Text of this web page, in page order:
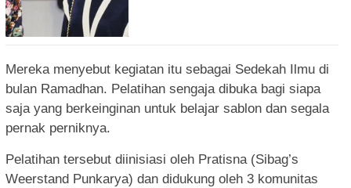
Mereka menyebut kegiatan itu sebagai Sedekah Ilmu di
bulan Ramadhan. Pelatihan sengaja dibuka bagi siapa
saja yang berkeinginan untuk belajar sablon dan segala
pernak perniknya.
Pelatihan tersebut diinisiasi oleh Pratisna (Sibag’s
Weerstand Punkarya) dan didukung oleh 3 komunitas